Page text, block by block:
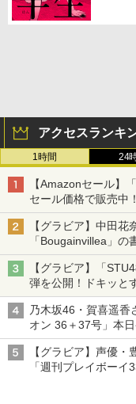
アクセスランキ
1時間 24
【Amazonセール】
セール価格で販売中！
【グラビア】中田
「Bougainvillea」の
【グラビア】「
弾を公開！ドキッと
乃木坂46・賀喜遥香
オン 36＋37号」本
【グラビア】声優・
「週刊プレイボーイ